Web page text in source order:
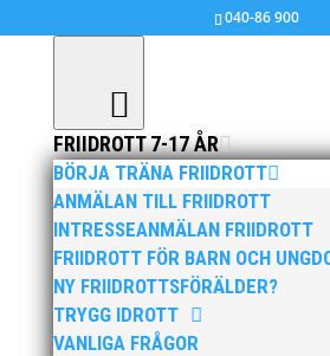
040-86 900
FRIIDROTT 7-17 ÅR
BÖRJA TRÄNA FRIIDROTT
ANMÄLAN TILL FRIIDROTT
INTRESSEANMÄLAN FRIIDROTT
FRIIDROTT FÖR BARN OCH
NY FRIIDROTTSFÖRÄLDER?
TRYGG IDROTT
VANLIGA FRÅGOR
Resultat: Veteran-DM i Vikt
2019-06-06 samt
jun 12, 2019|MAI MASTERS
2019-06-06 VDM Vikt och VDM